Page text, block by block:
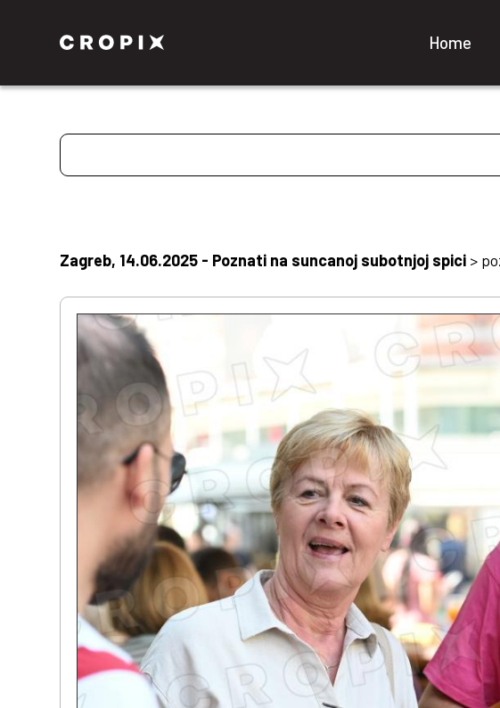
Home
Zagreb, 14.06.2025 - Poznati na suncanoj subotnjoj spici >